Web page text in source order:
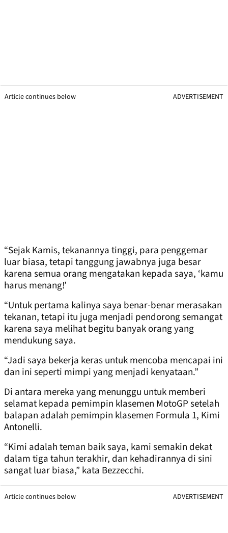
Article continues below ADVERTISEMENT
“Sejak Kamis, tekanannya tinggi, para penggemar
luar biasa, tetapi tanggung jawabnya juga besar
karena semua orang mengatakan kepada saya, ‘kamu
harus menang!’
“Untuk pertama kalinya saya benar-benar merasakan
tekanan, tetapi itu juga menjadi pendorong semangat
karena saya melihat begitu banyak orang yang
mendukung saya.
“Jadi saya bekerja keras untuk mencoba mencapai ini
dan ini seperti mimpi yang menjadi kenyataan.”
Di antara mereka yang menunggu untuk memberi
selamat kepada pemimpin klasemen MotoGP setelah
balapan adalah pemimpin klasemen Formula 1, Kimi
Antonelli.
“Kimi adalah teman baik saya, kami semakin dekat
dalam tiga tahun terakhir, dan kehadirannya di sini
sangat luar biasa,” kata Bezzecchi.
Article continues below ADVERTISEMENT